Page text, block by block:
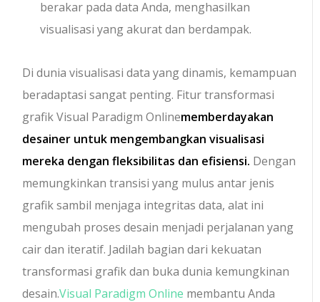
berakar pada data Anda, menghasilkan
visualisasi yang akurat dan berdampak.
Di dunia visualisasi data yang dinamis, kemampuan
beradaptasi sangat penting. Fitur transformasi
grafik Visual Paradigm Onlinememberdayakan
desainer untuk mengembangkan visualisasi
mereka dengan fleksibilitas dan efisiensi. Dengan
memungkinkan transisi yang mulus antar jenis
grafik sambil menjaga integritas data, alat ini
mengubah proses desain menjadi perjalanan yang
cair dan iteratif. Jadilah bagian dari kekuatan
transformasi grafik dan buka dunia kemungkinan
desain.Visual Paradigm Online membantu Anda